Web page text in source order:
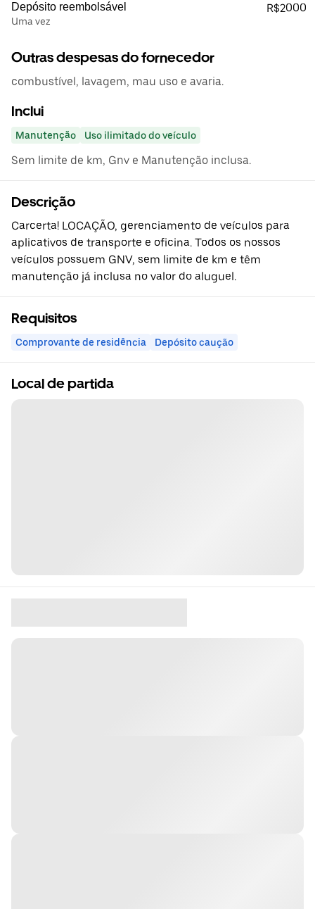
Depósito reembolsável
Uma vez
R$2000
Outras despesas do fornecedor
combustível, lavagem, mau uso e avaria.
Inclui
Manutenção Uso ilimitado do veículo
Sem limite de km, Gnv e Manutenção inclusa.
Descrição
Carcerta! LOCAÇÃO, gerenciamento de veículos para
aplicativos de transporte e oficina. Todos os nossos
veículos possuem GNV, sem limite de km e têm
manutenção já inclusa no valor do aluguel.
Requisitos
Comprovante de residência Depósito caução
Local de partida